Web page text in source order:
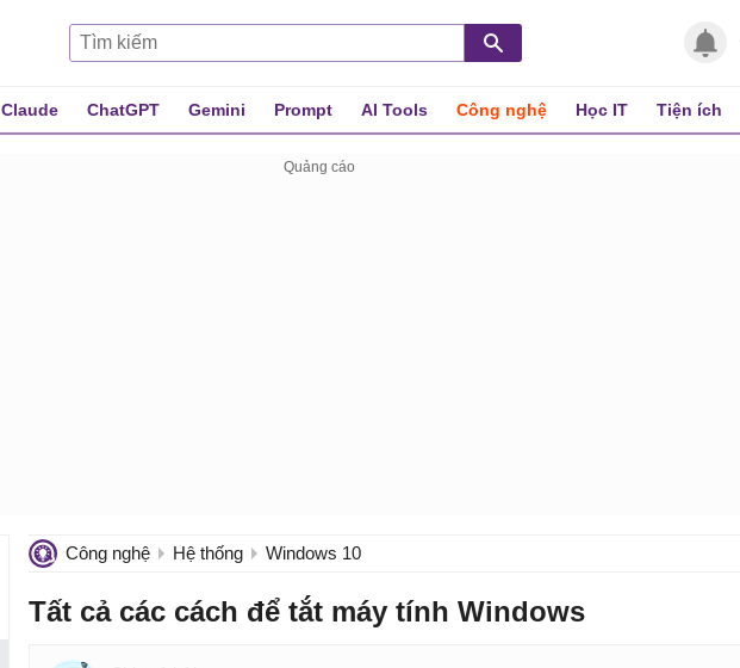
Claude ChatGPT Gemini Prompt AI Tools Công nghệ Học IT Tiện ích
Công nghệ Hệ thống Windows 10
Tất cả các cách để tắt máy tính Windows